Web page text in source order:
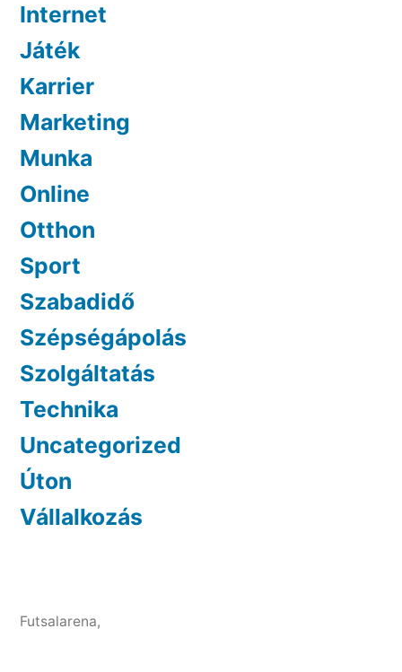
Internet
Játék
Karrier
Marketing
Munka
Online
Otthon
Sport
Szabadidő
Szépségápolás
Szolgáltatás
Technika
Uncategorized
Úton
Vállalkozás
Futsalarena,